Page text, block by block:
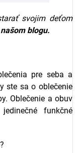
svojim deťom
blogu.
pre seba a
ste sa o oblečenie
Oblečenie a obuv
funkčné